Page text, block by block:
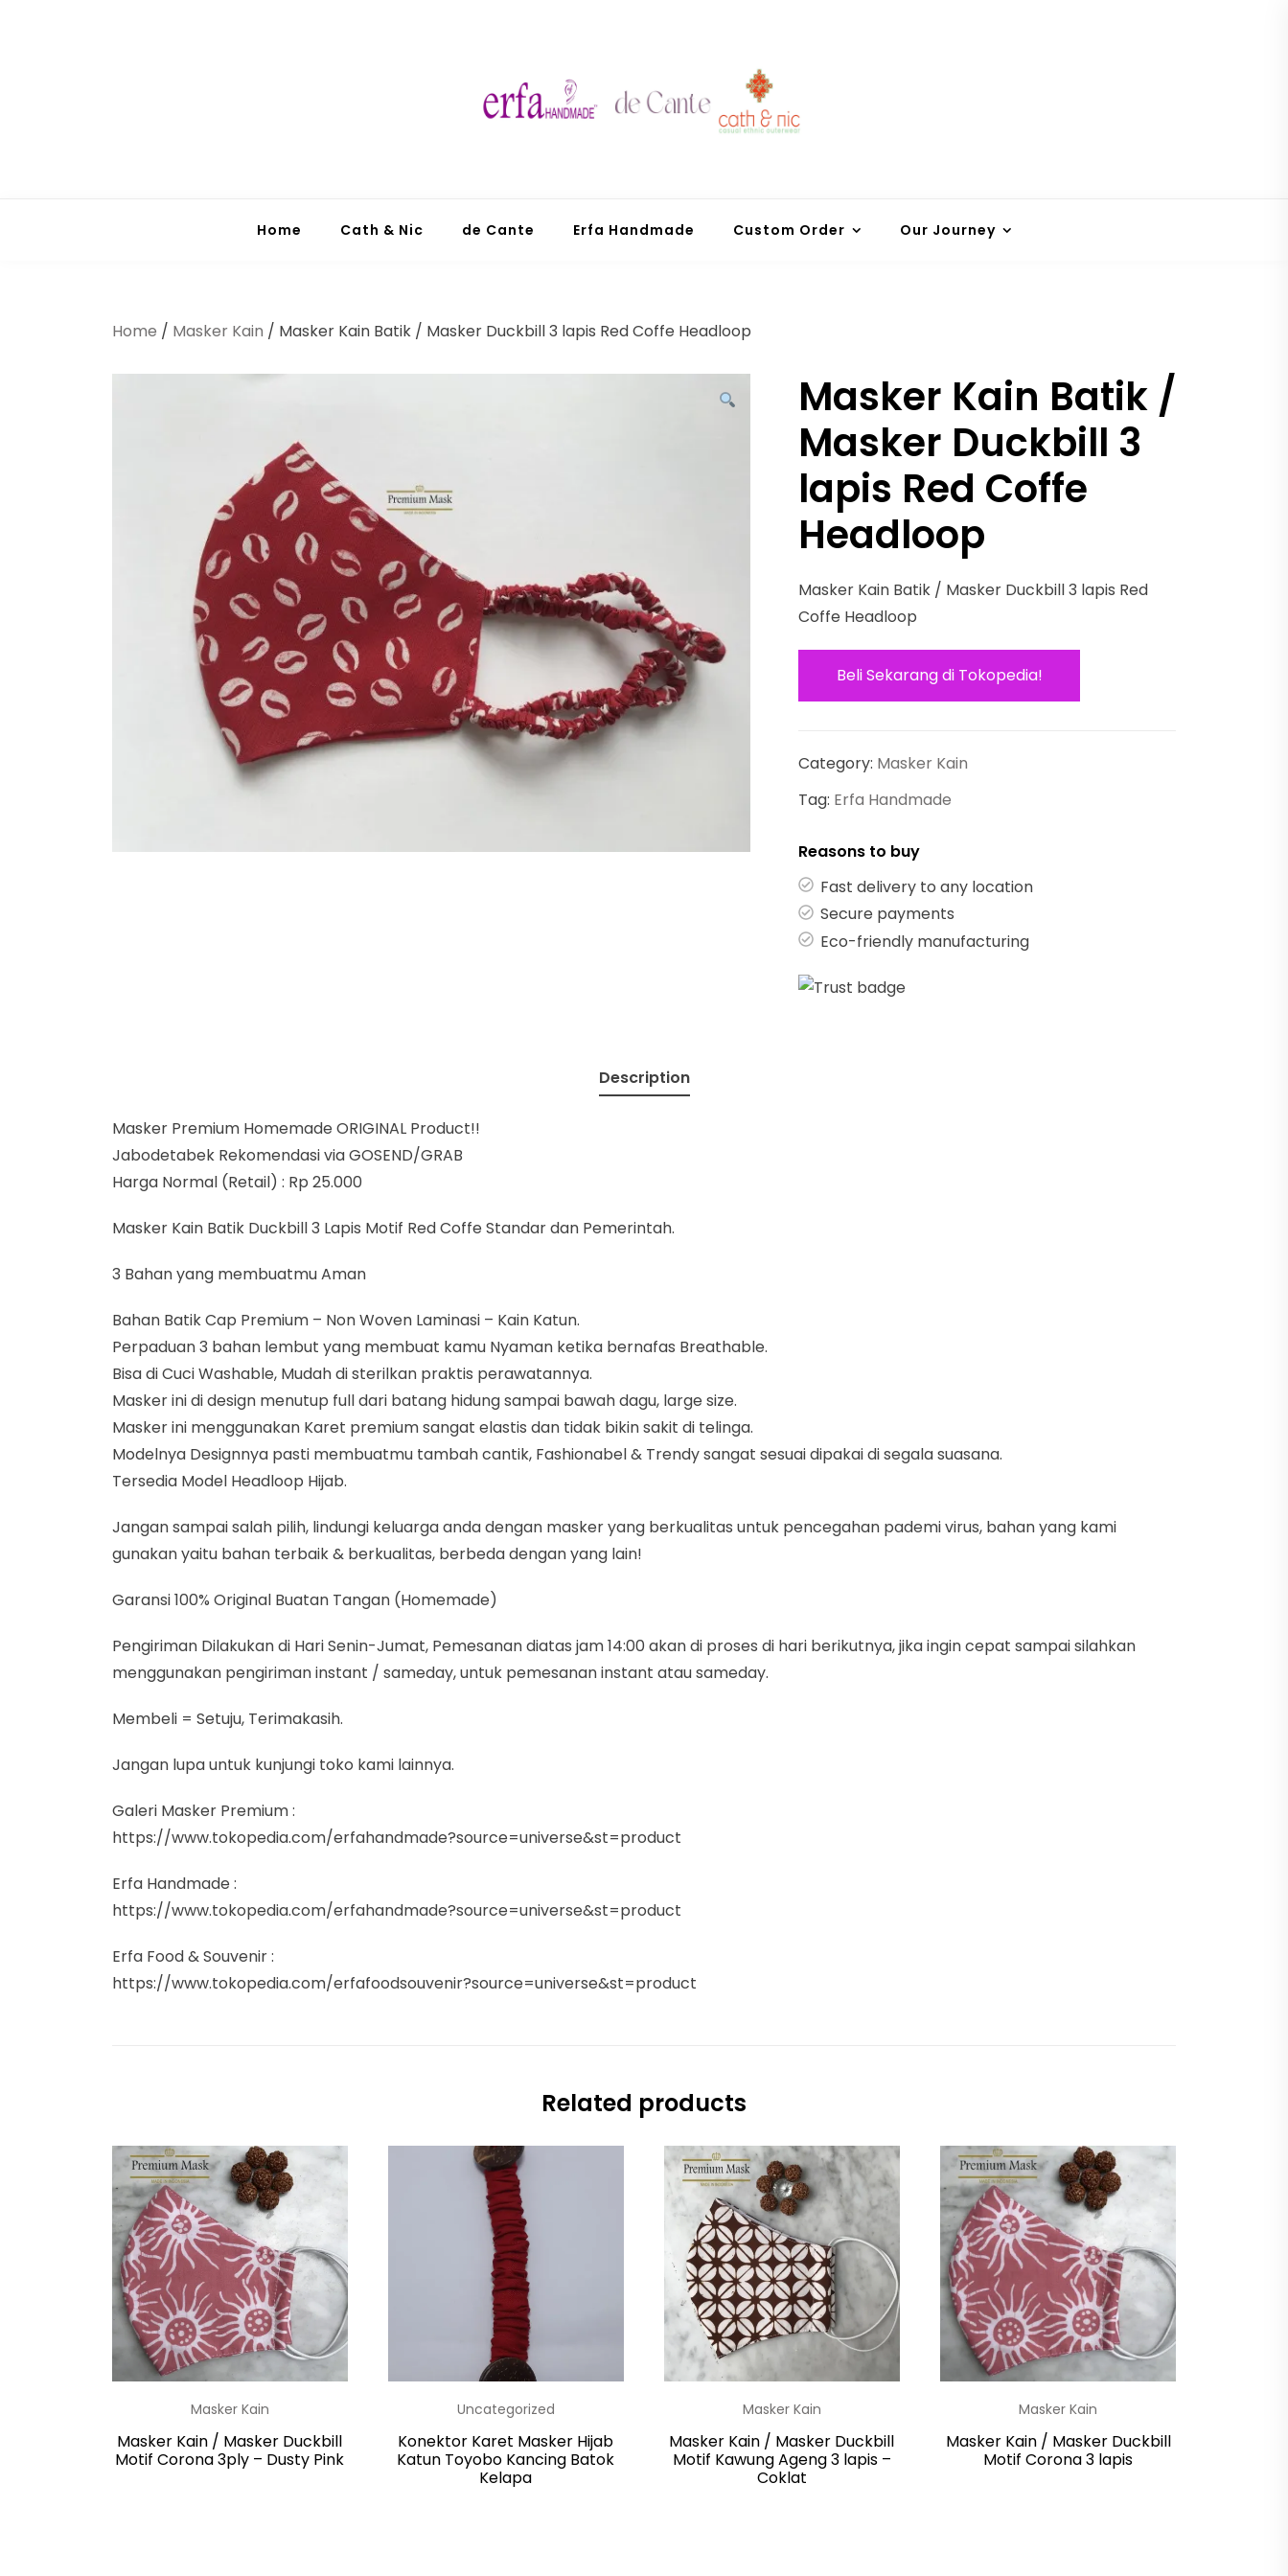
Mandiri
Home Cath & Nic de Cante Erfa Handmade Custom Order Our Journey
Home / Masker Kain / Masker Kain Batik / Masker Duckbill 3 lapis Red Coffe Headloop
Masker Kain Batik /
Masker Duckbill 3
lapis Red Coffe
Headloop
Masker Kain Batik / Masker Duckbill 3 lapis Red
Coffe Headloop
Beli Sekarang di Tokopedia!
Category: Masker Kain
Tag: Erfa Handmade
Reasons to buy
Fast delivery to any location
Secure payments
Eco-friendly manufacturing
Description
Masker Premium Homemade ORIGINAL Product!!
Jabodetabek Rekomendasi via GOSEND/GRAB
Harga Normal (Retail) : Rp 25.000
Masker Kain Batik Duckbill 3 Lapis Motif Red Coffe Standar dan Pemerintah.
3 Bahan yang membuatmu Aman
Bahan Batik Cap Premium – Non Woven Laminasi – Kain Katun.
Perpaduan 3 bahan lembut yang membuat kamu Nyaman ketika bernafas Breathable.
Bisa di Cuci Washable, Mudah di sterilkan praktis perawatannya.
Masker ini di design menutup full dari batang hidung sampai bawah dagu, large size.
Masker ini menggunakan Karet premium sangat elastis dan tidak bikin sakit di telinga.
Modelnya Designnya pasti membuatmu tambah cantik, Fashionabel & Trendy sangat sesuai dipakai di segala suasana.
Tersedia Model Headloop Hijab.
Jangan sampai salah pilih, lindungi keluarga anda dengan masker yang berkualitas untuk pencegahan pademi virus, bahan yang kami
gunakan yaitu bahan terbaik & berkualitas, berbeda dengan yang lain!
Garansi 100% Original Buatan Tangan (Homemade)
Pengiriman Dilakukan di Hari Senin-Jumat, Pemesanan diatas jam 14:00 akan di proses di hari berikutnya, jika ingin cepat sampai silahkan
menggunakan pengiriman instant / sameday, untuk pemesanan instant atau sameday.
Membeli = Setuju, Terimakasih.
Jangan lupa untuk kunjungi toko kami lainnya.
Galeri Masker Premium :
https://www.tokopedia.com/erfahandmade?source=universe&st=product
Erfa Handmade :
https://www.tokopedia.com/erfahandmade?source=universe&st=product
Erfa Food & Souvenir :
https://www.tokopedia.com/erfafoodsouvenir?source=universe&st=product
Related products
Masker Kain
Masker Kain / Masker Duckbill
Motif Corona 3ply – Dusty Pink
Uncategorized
Konektor Karet Masker Hijab
Katun Toyobo Kancing Batok
Kelapa
Masker Kain
Masker Kain / Masker Duckbill
Motif Kawung Ageng 3 lapis –
Coklat
Masker Kain
Masker Kain / Masker Duckbill
Motif Corona 3 lapis